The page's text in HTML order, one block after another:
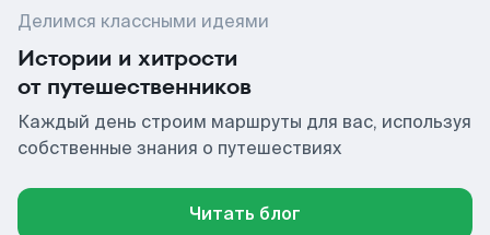
Делимся классными идеями
Истории и хитрости
от путешественников
Каждый день строим маршруты для вас, используя
собственные знания о путешествиях
Читать блог